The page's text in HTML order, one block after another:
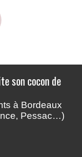
son cocon de
à Bordeaux
Pessac…)